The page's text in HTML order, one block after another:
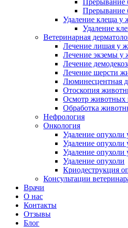
Прерывание
Прерывание
Удаление клеща у
Удаление
Ветеринарная
Лечение лишая у
Лечение экземы у
Лечение
Лечение шерсти
Люминесцентная
Отоскопия
Осмотр животных
Обработка
Нефрология
Онкология
Удаление опухоли
Удаление опухоли
Удаление опухоли
Удаление опухоли
Криодеструкция
Консультации
Врачи
О нас
Контакты
Отзывы
Блог